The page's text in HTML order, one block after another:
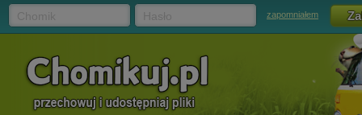
zapomniałem